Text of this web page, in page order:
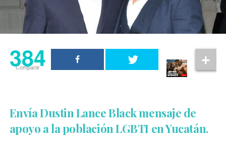
384
Compartir
Envía Dustin Lance Black mensaje de
apoyo a la población LGBTI en Yucatán.